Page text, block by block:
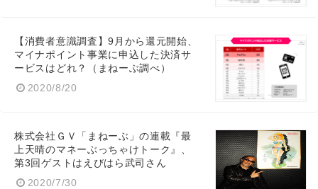
【消費者意識調査】9月から還元開始、
マイナポイント事業に申込した決済サ
ービスはどれ？（まねーぶ調べ）
2020/8/20
株式会社ＧＶ「まねーぶ」の連載『最
上天晴のマネーぶっちゃけトーク』、
第3回ゲストはえびはら武司さん
2020/7/30